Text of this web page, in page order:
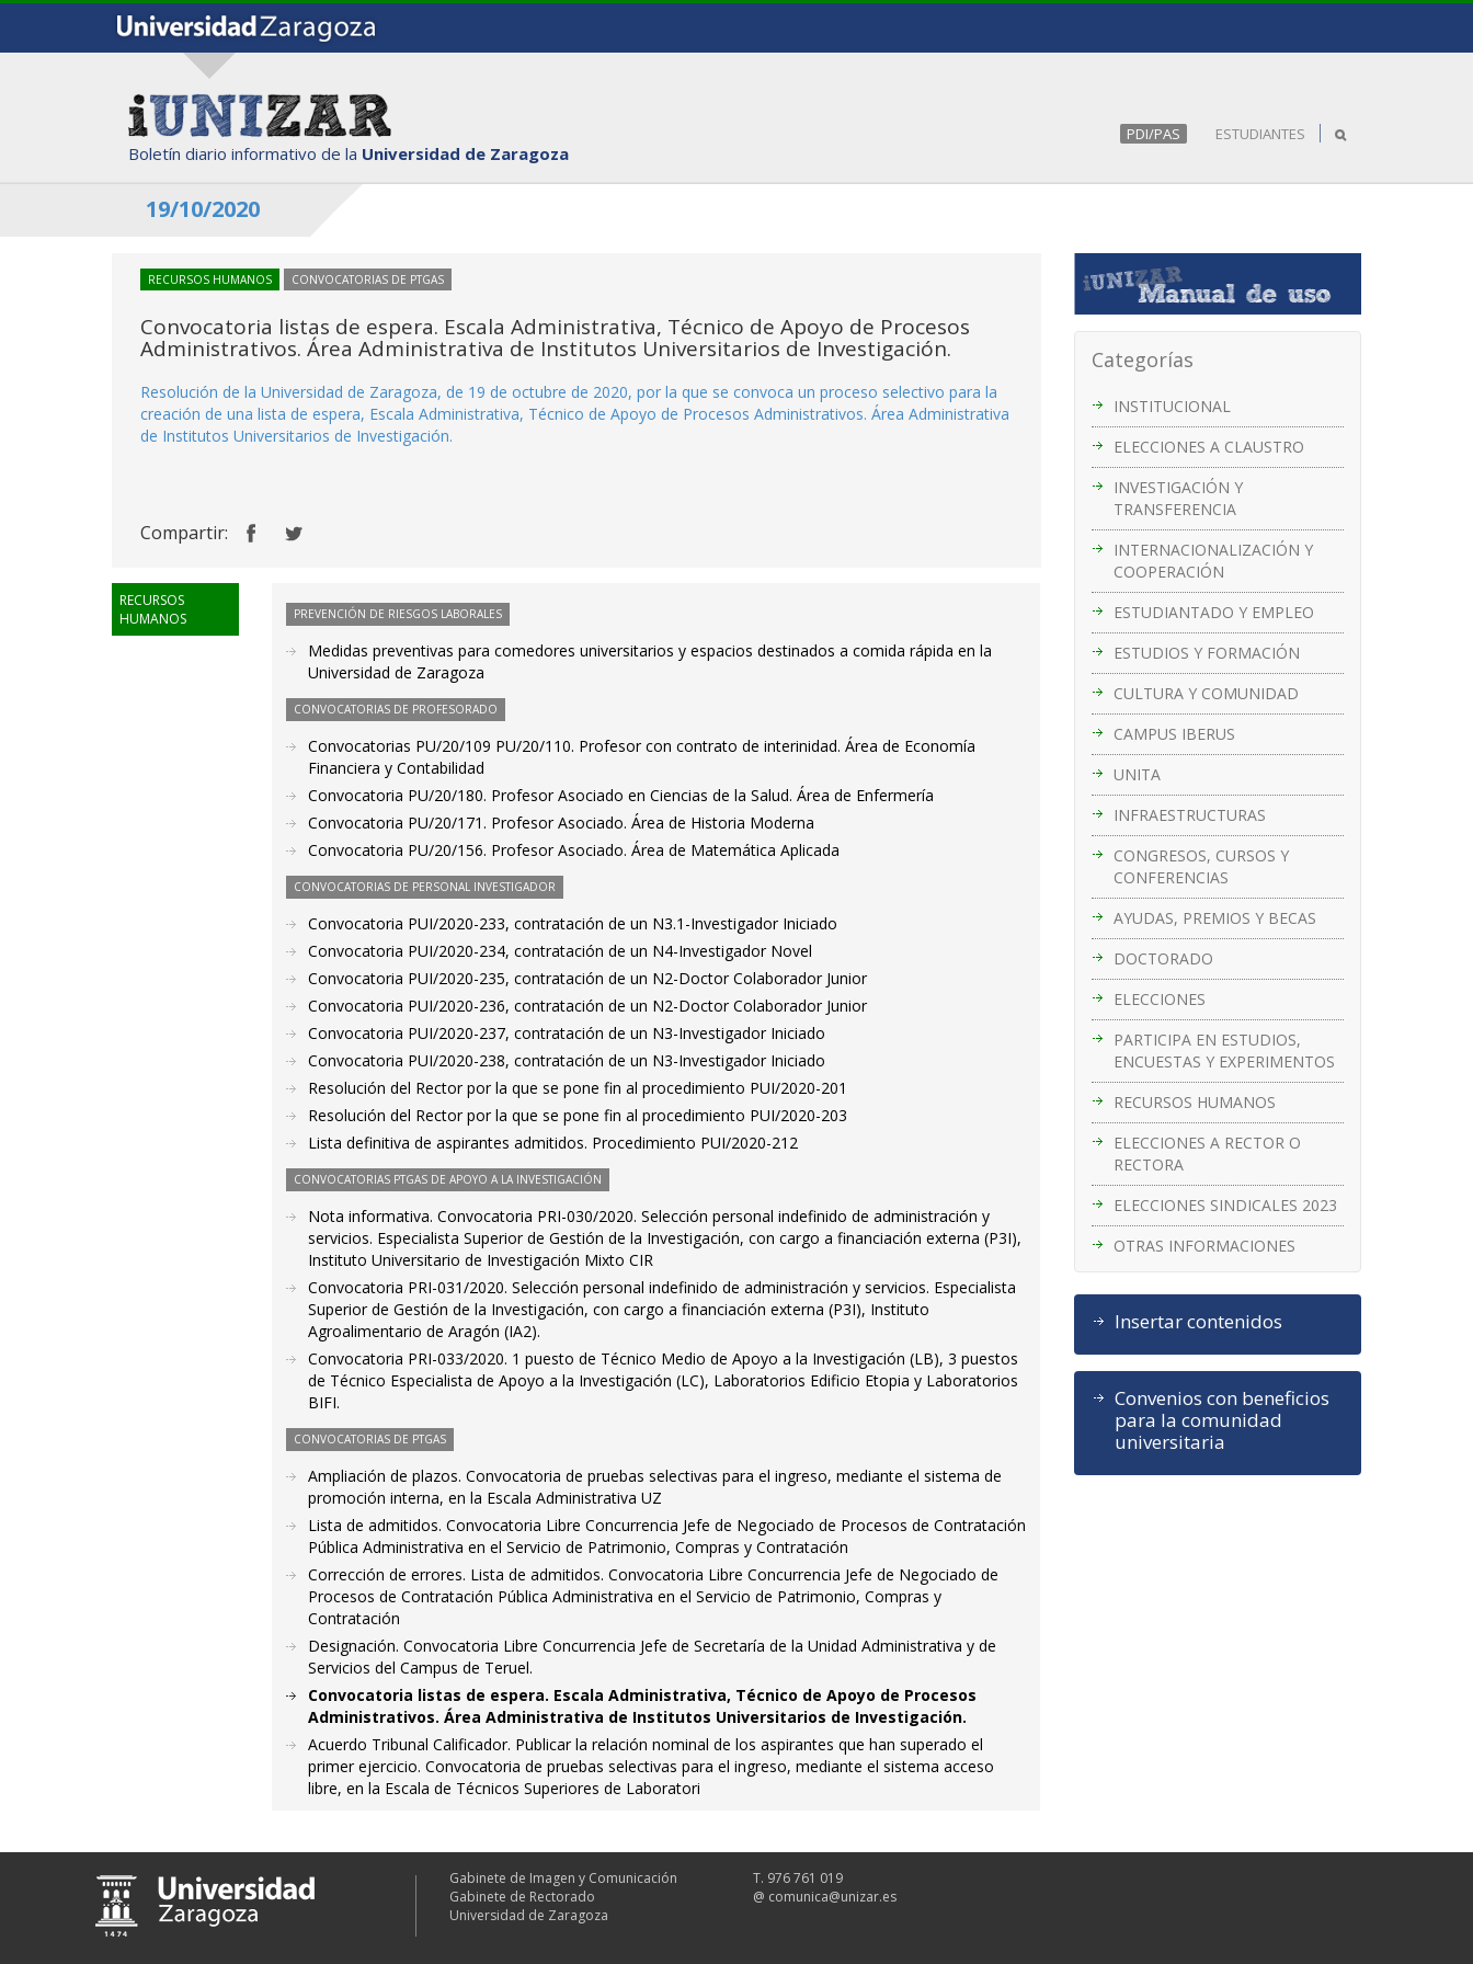
Boletín diario informativo de la Universidad de Zaragoza
PDI/PAS ESTUDIANTES
19/10/2020
Categorías
INSTITUCIONAL
ELECCIONES A CLAUSTRO
INVESTIGACIÓN Y
TRANSFERENCIA
INTERNACIONALIZACIÓN Y
COOPERACIÓN
ESTUDIANTADO Y EMPLEO
ESTUDIOS Y FORMACIÓN
CULTURA Y COMUNIDAD
CAMPUS IBERUS
UNITA
INFRAESTRUCTURAS
CONGRESOS, CURSOS Y
CONFERENCIAS
AYUDAS, PREMIOS Y BECAS
DOCTORADO
ELECCIONES
PARTICIPA EN ESTUDIOS,
ENCUESTAS Y EXPERIMENTOS
RECURSOS HUMANOS
ELECCIONES A RECTOR O
RECTORA
ELECCIONES SINDICALES 2023
OTRAS INFORMACIONES
Insertar contenidos
Convenios con beneficios
para la comunidad
universitaria
RECURSOS HUMANOS CONVOCATORIAS DE PTGAS
Convocatoria listas de espera. Escala Administrativa, Técnico de Apoyo de Procesos
Administrativos. Área Administrativa de Institutos Universitarios de Investigación.
Resolución de la Universidad de Zaragoza, de 19 de octubre de 2020, por la que se convoca un proceso selectivo para la
creación de una lista de espera, Escala Administrativa, Técnico de Apoyo de Procesos Administrativos. Área Administrativa
de Institutos Universitarios de Investigación.
Compartir:
RECURSOS
HUMANOS
PREVENCIÓN DE RIESGOS LABORALES
Medidas preventivas para comedores universitarios y espacios destinados a comida rápida en la
Universidad de Zaragoza
CONVOCATORIAS DE PROFESORADO
Convocatorias PU/20/109 PU/20/110. Profesor con contrato de interinidad. Área de Economía
Financiera y Contabilidad
Convocatoria PU/20/180. Profesor Asociado en Ciencias de la Salud. Área de Enfermería
Convocatoria PU/20/171. Profesor Asociado. Área de Historia Moderna
Convocatoria PU/20/156. Profesor Asociado. Área de Matemática Aplicada
CONVOCATORIAS DE PERSONAL INVESTIGADOR
Convocatoria PUI/2020-233, contratación de un N3.1-Investigador Iniciado
Convocatoria PUI/2020-234, contratación de un N4-Investigador Novel
Convocatoria PUI/2020-235, contratación de un N2-Doctor Colaborador Junior
Convocatoria PUI/2020-236, contratación de un N2-Doctor Colaborador Junior
Convocatoria PUI/2020-237, contratación de un N3-Investigador Iniciado
Convocatoria PUI/2020-238, contratación de un N3-Investigador Iniciado
Resolución del Rector por la que se pone fin al procedimiento PUI/2020-201
Resolución del Rector por la que se pone fin al procedimiento PUI/2020-203
Lista definitiva de aspirantes admitidos. Procedimiento PUI/2020-212
CONVOCATORIAS PTGAS DE APOYO A LA INVESTIGACIÓN
Nota informativa. Convocatoria PRI-030/2020. Selección personal indefinido de administración y
servicios. Especialista Superior de Gestión de la Investigación, con cargo a financiación externa (P3I),
Instituto Universitario de Investigación Mixto CIR
Convocatoria PRI-031/2020. Selección personal indefinido de administración y servicios. Especialista
Superior de Gestión de la Investigación, con cargo a financiación externa (P3I), Instituto
Agroalimentario de Aragón (IA2).
Convocatoria PRI-033/2020. 1 puesto de Técnico Medio de Apoyo a la Investigación (LB), 3 puestos
de Técnico Especialista de Apoyo a la Investigación (LC), Laboratorios Edificio Etopia y Laboratorios
BIFI.
CONVOCATORIAS DE PTGAS
Ampliación de plazos. Convocatoria de pruebas selectivas para el ingreso, mediante el sistema de
promoción interna, en la Escala Administrativa UZ
Lista de admitidos. Convocatoria Libre Concurrencia Jefe de Negociado de Procesos de Contratación
Pública Administrativa en el Servicio de Patrimonio, Compras y Contratación
Corrección de errores. Lista de admitidos. Convocatoria Libre Concurrencia Jefe de Negociado de
Procesos de Contratación Pública Administrativa en el Servicio de Patrimonio, Compras y
Contratación
Designación. Convocatoria Libre Concurrencia Jefe de Secretaría de la Unidad Administrativa y de
Servicios del Campus de Teruel.
Convocatoria listas de espera. Escala Administrativa, Técnico de Apoyo de Procesos
Administrativos. Área Administrativa de Institutos Universitarios de Investigación.
Acuerdo Tribunal Calificador. Publicar la relación nominal de los aspirantes que han superado el
primer ejercicio. Convocatoria de pruebas selectivas para el ingreso, mediante el sistema acceso
libre, en la Escala de Técnicos Superiores de Laboratori
Gabinete de Imagen y Comunicación
Gabinete de Rectorado
Universidad de Zaragoza
T. 976 761 019
@ comunica@unizar.es